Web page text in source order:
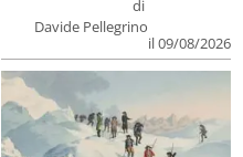
di
Davide Pellegrino
il 09/08/2026